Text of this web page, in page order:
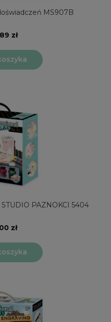
MS907B
zł
PAZNOKCI 5404
zł